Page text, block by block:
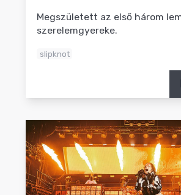
Megszületett az első három
szerelemgyereke.
slipknot